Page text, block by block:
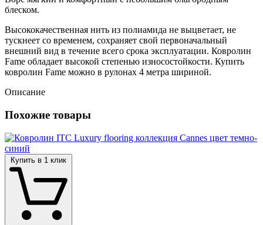
блеском.
Высококачественная нить из полиамида не выцветает, не
тускнеет со временем, сохраняет свой первоначальный
внешний вид в течение всего срока эксплуатации. Ковролин
Fame обладает высокой степенью износостойкости. Купить
ковролин Fame можно в рулонах 4 метра шириной.
Описание
Похожие товары
Купить в 1 клик